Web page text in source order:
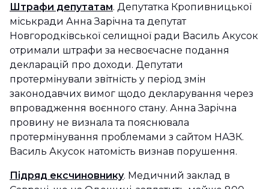
Штрафи депутатам. Депутатка Кропивницької
міськради Анна Зарічна та депутат
Новгородківської селищної ради Василь Акусок
отримали штрафи за несвоєчасне подання
декларацій про доходи. Депутати
протермінували звітність у період змін
законодавчих вимог щодо декларування через
впровадження воєнного стану. Анна Зарічна
провину не визнала та пояснювала
протермінування проблемами з сайтом НАЗК.
Василь Акусок натомість визнав порушення.
Підряд ексчиновнику. Медичний заклад в